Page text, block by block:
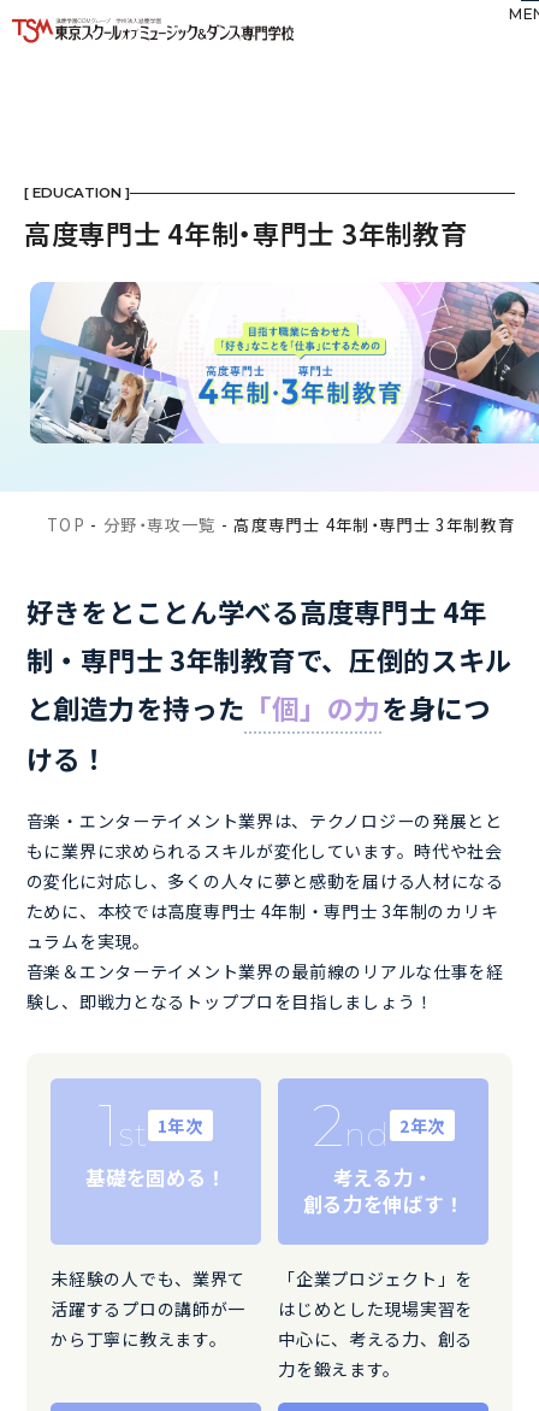
[ EDUCATION ]
高度専門士 4年制・専門士 3年制教育
TOP - 分野・専攻一覧 -高度専門士 4年制・専門士 3年制教育
好きをとことん学べる高度専門士 4年
制・専門士 3年制教育で、 圧倒的スキル
と創造力を持った 「個」の力を身につ
ける！
音楽・エンターテイメント業界は、テクノロジーの発展とと
もに業界に求められるスキルが変化しています。時代や社会
の変化に対応し、多くの人々に夢と感動を届ける人材になる
ために、本校では高度専門士 4年制・専門士 3年制のカリキ
ュラムを実現。
音楽＆エンターテイメント業界の最前線のリアルな仕事を経
験し、即戦力となるトッププロを目指しましょう！
1 st 1年次
基礎を固める！
未経験の人でも、業界て
活躍するプロの講師が一
から丁寧に教えます。
2nd 2年次
考える力・
創る力を伸ばす！
「企業プロジェクト」を
はじめとした現場実習を
中心に、考える力、創る
力を鍛えます。